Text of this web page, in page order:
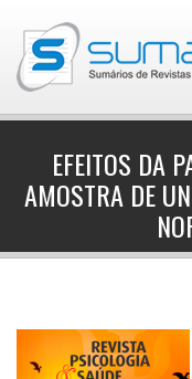
EFEITOS DA
AMOSTRA DE